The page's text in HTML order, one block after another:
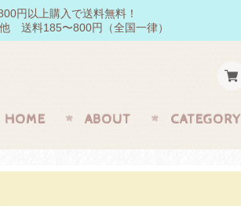
円以上購入で送料無料！
送料185〜800円（全国一律）
HOME ABOUT CATEGORY